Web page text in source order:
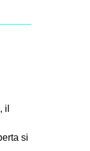
il
si